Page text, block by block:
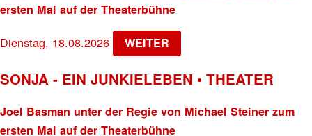
ersten Mal auf der Theaterbühne
Dienstag, 18.08.2026 WEITER
SONJA - EIN JUNKIELEBEN • THEATER
Joel Basman unter der Regie von Michael Steiner zum
ersten Mal auf der Theaterbühne